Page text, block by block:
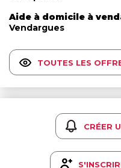
Aide à domicile à
Vendargues
TOUTES LES
CRÉER